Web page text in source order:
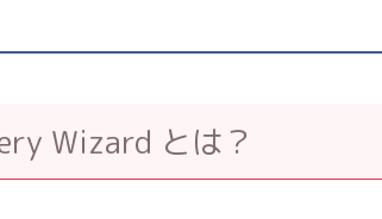
Wizard とは？